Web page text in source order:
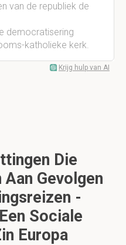
van de republiek de
democratisering
katholieke kerk.
Krijg hulp van AI
Die
Gevolgen
-
Sociale
Europa